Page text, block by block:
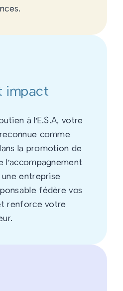
impact
à l'E.S.A, votre
comme
la promotion de
l'accompagnement
entreprise
fédère vos
renforce votre